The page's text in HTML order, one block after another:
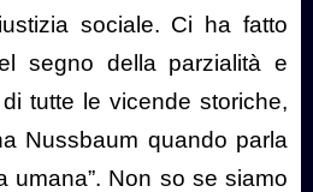
sociale. Ci ha fatto
segno della parzialità e
di tutte le vicende storiche,
Nussbaum quando parla
umana”. Non so se siamo